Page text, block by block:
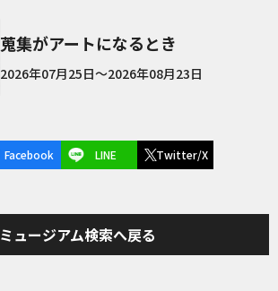
蒐集がアートになるとき
2026年07月25日～2026年08月23日
Facebook LINE Twitter/X
ミュージアム検索へ戻る